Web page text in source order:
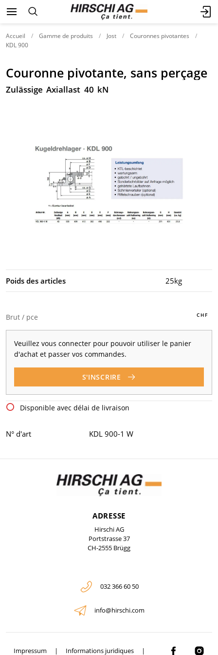
Accueil Gamme de produits Jost
Couronnes pivotantes
KDL 900
Couronne pivotante, sans perçage
Zulässige Axiallast 40 kN
Poids des articles 25kg
Brut / pce
Veuillez vous connecter pour pouvoir utiliser le panier
d'achat et passer vos commandes.
S'INSCRIRE
Disponible avec délai de livraison
N° d'art KDL 900-1 W
ADRESSE
Hirschi AG
Portstrasse 37
CH-2555 Brügg
032 366 60 50
info@hirschi.com
Impressum Informations juridiques